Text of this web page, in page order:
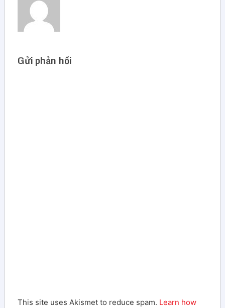
Gửi phản hồi
This site uses Akismet to reduce spam. Learn how